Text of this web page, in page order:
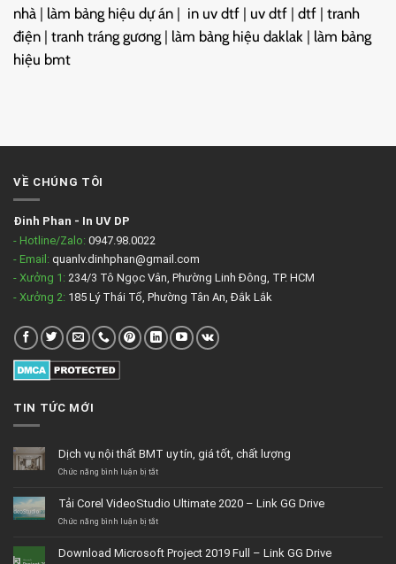
nhà | làm bảng hiệu dự án | in uv dtf | uv dtf | dtf | tranh
điện | tranh tráng gương | làm bảng hiệu daklak | làm bảng
hiệu bmt
VỀ CHÚNG TÔI
Đinh Phan - In UV DP
- Hotline/Zalo: 0947.98.0022
- Email: quanlv.dinhphan@gmail.com
- Xưởng 1: 234/3 Tô Ngọc Vân, Phường Linh Đông, TP. HCM
- Xưởng 2: 185 Lý Thái Tổ, Phường Tân An, Đắk Lắk
TIN TỨC MỚI
Dịch vụ nội thất BMT uy tín, giá tốt, chất lượng
Chức năng bình luận bị tắtở
nội
thất
tín,
Tải Corel VideoStudio Ultimate 2020 – Link GG Drive
Chức năng bình luận bị tắtở
VideoStudio
Download Microsoft Project 2019 Full – Link GG Drive